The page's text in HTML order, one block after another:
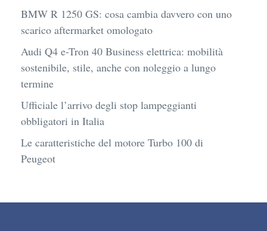
BMW R 1250 GS: cosa cambia davvero con uno
scarico aftermarket omologato
Audi Q4 e-Tron 40 Business elettrica: mobilità
sostenibile, stile, anche con noleggio a lungo
termine
Ufficiale l’arrivo degli stop lampeggianti
obbligatori in Italia
Le caratteristiche del motore Turbo 100 di
Peugeot